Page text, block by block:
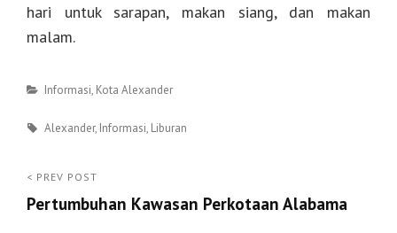
hari untuk sarapan, makan siang, dan makan
malam.
Categories
Informasi, Kota Alexander
Tags
Alexander, Informasi, Liburan
Post
navigation
< PREV POST
Pertumbuhan Kawasan Perkotaan Alabama